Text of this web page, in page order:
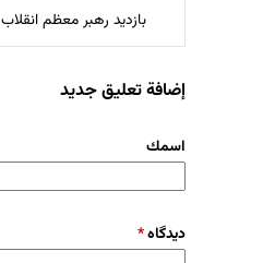
بازدید رهبر معظم انقلاب
إضافة تعليق جديد
‏اسمك ‏
‏دیدگاه ‏*